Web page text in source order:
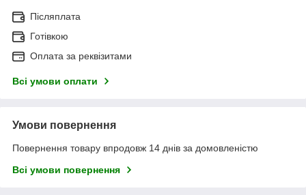
Післяплата
Готівкою
Оплата за реквізитами
Всі умови оплати
Умови повернення
Повернення товару впродовж 14 днів за домовленістю
Всі умови повернення